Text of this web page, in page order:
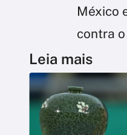
México
contra
Leia mais